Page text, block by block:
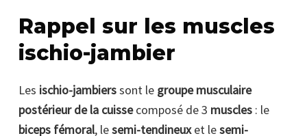
Rappel sur les muscles
ischio-jambier
Les ischio-jambierssont le groupe musculaire
postérieur de la cuissecomposé de 3 muscles : le
biceps fémoral, lesemi-tendineuxet lesemi-